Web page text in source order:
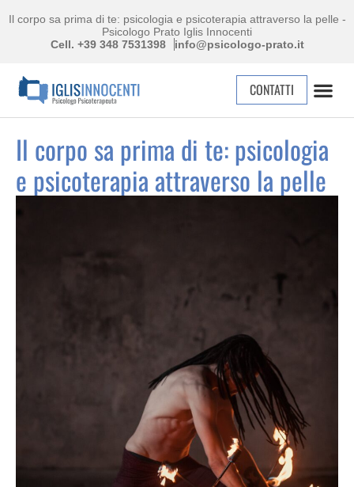
Il corpo sa prima di te: psicologia e psicoterapia attraverso la pelle -
Psicologo Prato Iglis Innocenti
Cell. +39 348 7531398
info@psicologo-prato.it
CONTATTI
Il corpo sa prima di te: psicologia
e psicoterapia attraverso la pelle